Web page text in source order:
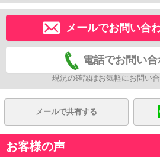
メールでお問い合
電話でお問い
現況の確認はお気軽にお問い合
メールで共有する
お客様の声